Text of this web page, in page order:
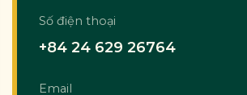
Số điện thoại
+84 24 629 26764
Email